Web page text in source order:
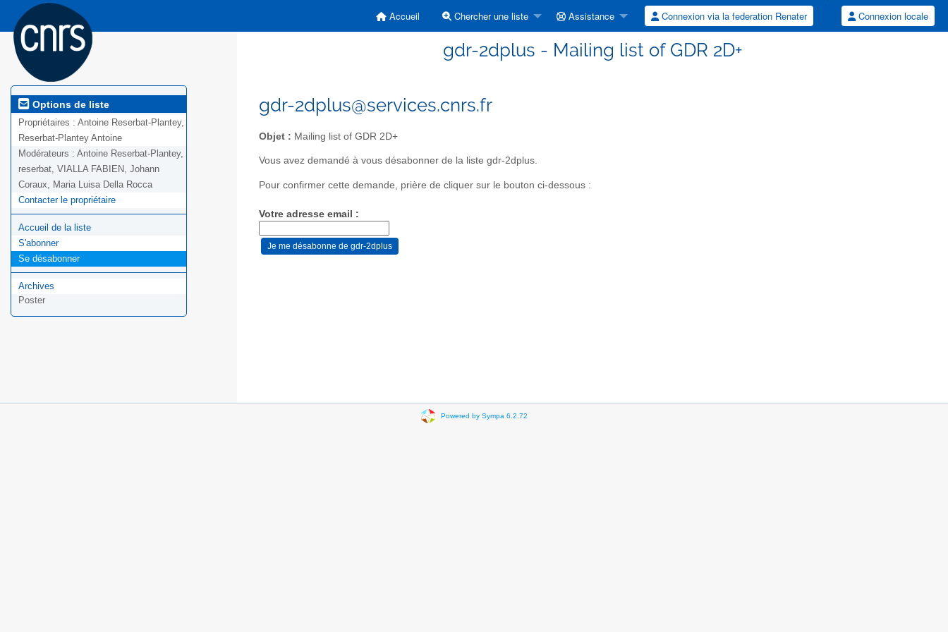
Accueil Chercher une liste Assistance Connexion via la federation Renater Connexion locale
gdr-2dplus - Mailing list of GDR 2D+
Options de liste
Propriétaires : Antoine Reserbat-Plantey,
Reserbat-Plantey Antoine
Modérateurs : Antoine Reserbat-Plantey,
reserbat, VIALLA FABIEN, Johann
Coraux, Maria Luisa Della Rocca
Contacter le propriétaire
Accueil de la liste
S'abonner
Se désabonner
Archives
Poster
gdr-2dplus@services.cnrs.fr
Objet : Mailing list of GDR 2D+
Vous avez demandé à vous désabonner de la liste gdr-2dplus.
Pour confirmer cette demande, prière de cliquer sur le bouton ci-dessous :
Votre adresse email :
Powered by Sympa 6.2.72